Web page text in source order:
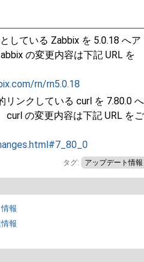
している Zabbix を 5.0.18 へア
の変更内容は下記 URL を
rn/rn5.0.18
リンクしている curl を 7.80.0 へ
curl の変更内容は下記 URL をご
タグ: アップデート情報
報
報